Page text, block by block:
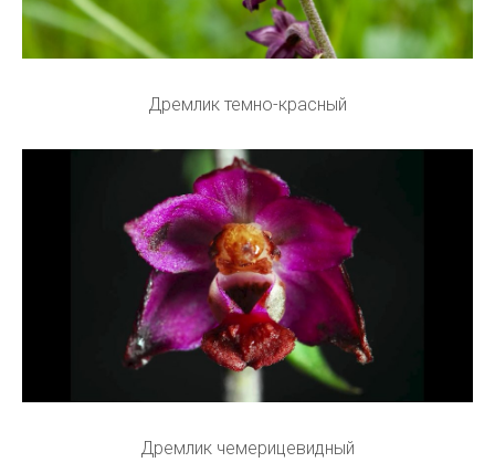
Дремлик темно-красный
Дремлик чемерицевидный